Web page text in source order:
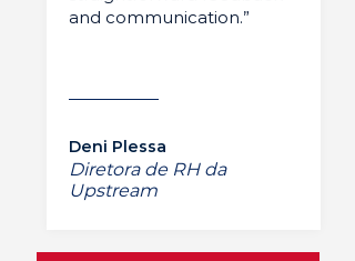
and communication.”
Deni Plessa
Diretora de RH da
Upstream